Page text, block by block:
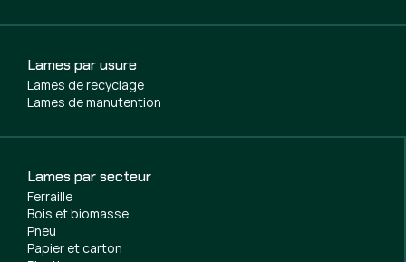
Lames par usure
Lames de recyclage
Lames de manutention
Lames par secteur
Ferraille
Bois et biomasse
Pneu
Papier et carton